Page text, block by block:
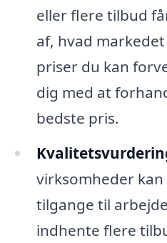
eller flere tilbud
af, hvad
priser du kan
dig med at
bedste pris.
virksomheder
tilgange til
indhente flere